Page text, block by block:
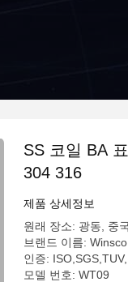
SS 코일 BA
304 316
제품 상세정보
원래 장소: 광동, 중
브랜드 이름: Winsco
인증:
모델 번호: WT09